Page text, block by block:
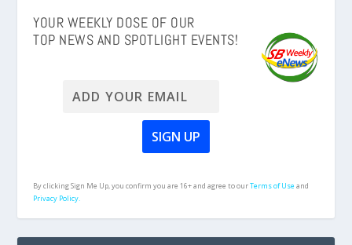
YOUR WEEKLY DOSE OF OUR
TOP NEWS AND SPOTLIGHT EVENTS!
By clicking Sign Me Up, you confirm you are 16+ and agree to ourTerms of Useand
Privacy Policy.